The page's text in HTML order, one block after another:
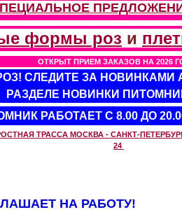
формы роз и
ОТКРЫТ ПРИЕМ ЗАКАЗОВ НА 2026
СЛЕДИТЕ ЗА
РАЗДЕЛЕ НОВИНКИ
РАБОТАЕТ С 8.00 ДО
ТРАССА МОСКВА - САНКТ-
24
НА РАБОТУ!